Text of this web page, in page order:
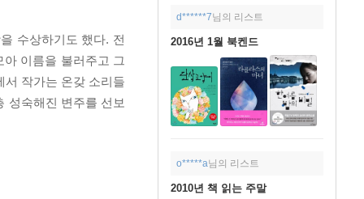
d******7님의 리스트
2016년 1월 북켄드
o*****a님의 리스트
2010년 책 읽는 주말
수상하기도 했다. 전
이름을 불러주고 그
서 작가는 온갖 소리들
숙해진 변주를 선보